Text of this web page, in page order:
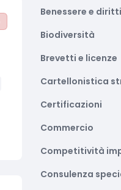
Benessere e
Biodiversità
Brevetti e licenze
Cartellonistica
Certificazioni
Commercio
Competitività
Consulenza